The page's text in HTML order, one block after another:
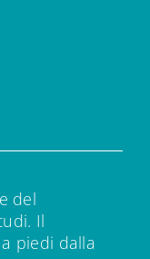
del
Il
piedi dalla